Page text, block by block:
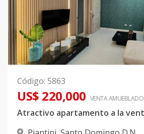
Código: 5863
US$ 220,000 VENTA AMUEBLADO